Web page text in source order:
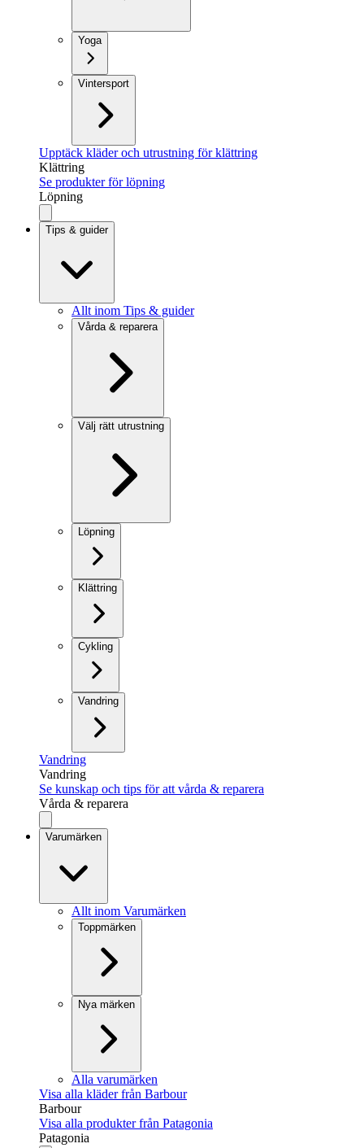
Yoga
Vintersport
Upptäck kläder och utrustning för klättring
Klättring
Se produkter för löpning
Löpning
Tips & guider
Allt inom Tips & guider
Vårda & reparera
Välj rätt utrustning
Löpning
Klättring
Cykling
Vandring
Vandring
Vandring
Se kunskap och tips för att vårda & reparera
Vårda & reparera
Varumärken
Allt inom Varumärken
Toppmärken
Nya märken
Alla varumärken
Visa alla kläder från Barbour
Barbour
Visa alla produkter från Patagonia
Patagonia